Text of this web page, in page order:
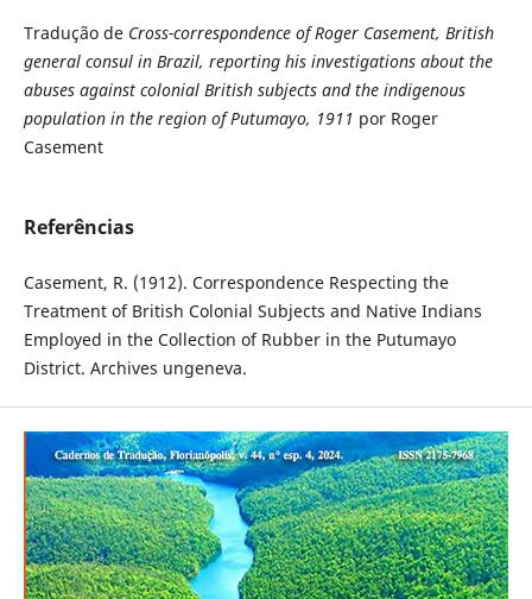
Tradução de Cross-correspondence of Roger Casement, British
general consul in Brazil, reporting his investigations about the
abuses against colonial British subjects and the indigenous
population in the region of Putumayo, 1911 por Roger
Casement
Referências
Casement, R. (1912). Correspondence Respecting the
Treatment of British Colonial Subjects and Native Indians
Employed in the Collection of Rubber in the Putumayo
District. Archives ungeneva.